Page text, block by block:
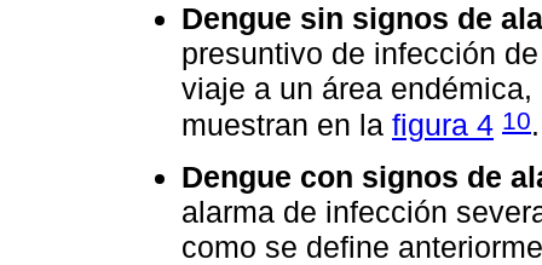
Dengue sin signos de
presuntivo de infección
viaje a un área
muestran en la figura 4 10.
Dengue con signos de
alarma de infección
como se define